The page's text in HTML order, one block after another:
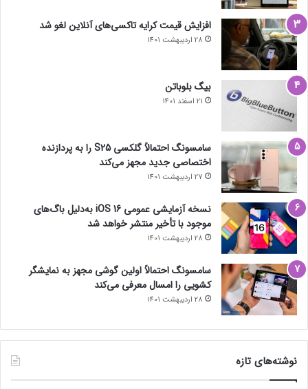
افزایش قیمت کرایه تاکسی‌های آنلاین لغو شد
28 اردیبهشت 1401
بیگ بلوباتن
21 اسفند 1401
سامسونگ احتمالاً گلکسی S25 را به پردازنده
اختصاصی جدید مجهز می‌کند
27 اردیبهشت 1401
نسخه آزمایشی عمومی iOS 16 به‌دلیل باگ‌های
موجود با تأخیر منتشر خواهد شد
28 اردیبهشت 1401
سامسونگ احتمالاً اولین گوشی مجهز به نمایشگر
کشویی را امسال معرفی می‌کند
28 اردیبهشت 1401
نوشته‌های تازه